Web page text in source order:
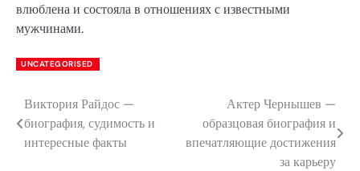
влюблена и состояла в отношениях с известными
мужчинами.
UNCATEGORISED
Навигация
по
Виктория Райдос —
биография, судимость и
интересные факты
Актер Чернышев —
образцовая биография и
впечатляющие достижения
за карьеру